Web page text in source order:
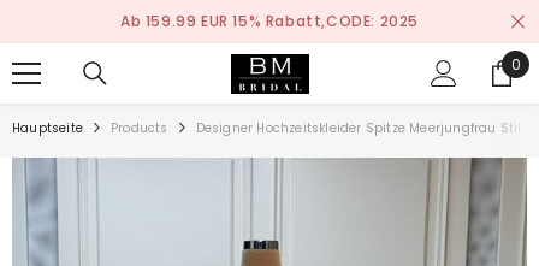
ZUM INHALT SPRINGEN Nach Maß Anfertigen Service
0
0
Hauptseite Products Designer Hochzeitskleider Spitze Meerjungfrau Stil